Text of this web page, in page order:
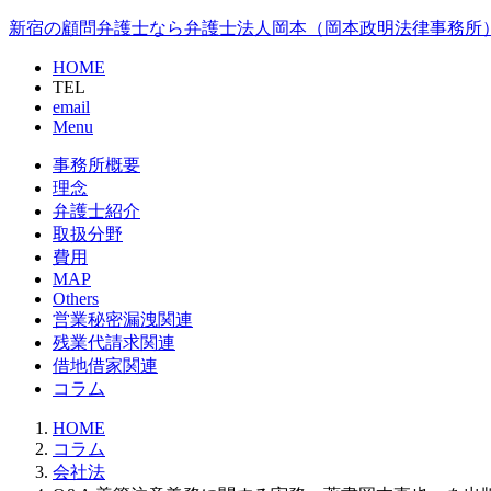
新宿の顧問弁護士なら弁護士法人岡本（岡本政明法律事務所
HOME
TEL
email
Menu
事務所概要
理念
弁護士紹介
取扱分野
費用
MAP
Others
営業秘密漏洩関連
残業代請求関連
借地借家関連
コラム
HOME
コラム
会社法